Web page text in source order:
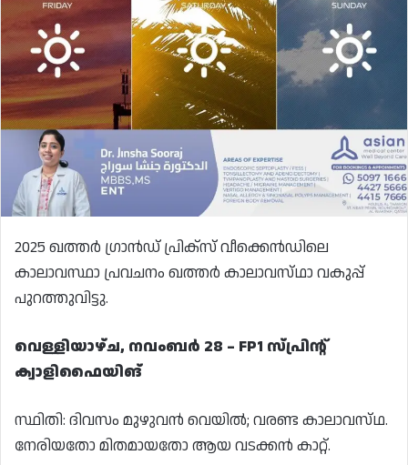
2025 ഖത്തർ ഗ്രാൻഡ് പ്രിക്സ് വീക്കെൻഡിലെ
കാലാവസ്ഥാ പ്രവചനം ഖത്തർ കാലാവസ്‌ഥാ വകുപ്പ്
പുറത്തുവിട്ടു.
വെള്ളിയാഴ്ച, നവംബർ 28 – FP1 സ്പ്രിന്റ്
ക്വാളിഫൈയിങ്
സ്ഥിതി: ദിവസം മുഴുവൻ വെയിൽ; വരണ്ട കാലാവസ്‌ഥ.
നേരിയതോ മിതമായതോ ആയ വടക്കൻ കാറ്റ്.